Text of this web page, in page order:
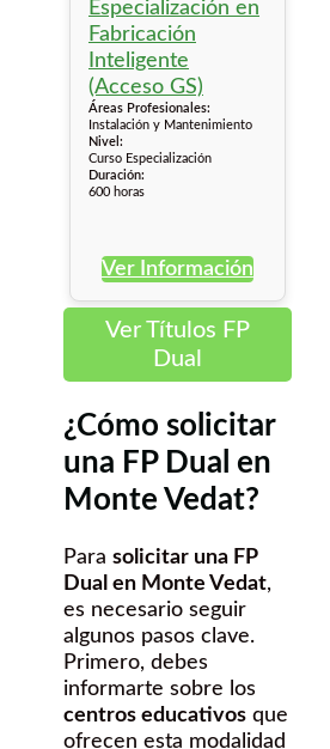
Áreas Profesionales:
Instalación y Mantenimiento
Nivel:
Curso Especialización
Duración:
600 horas
Ver Información
Ver Títulos FP
Dual
¿Cómo solicitar
una FP Dual en
Monte Vedat?
Para solicitar una FP
Dual en Monte Vedat,
es necesario seguir
algunos pasos clave.
Primero, debes
informarte sobre los
centros educativos que
ofrecen esta modalidad